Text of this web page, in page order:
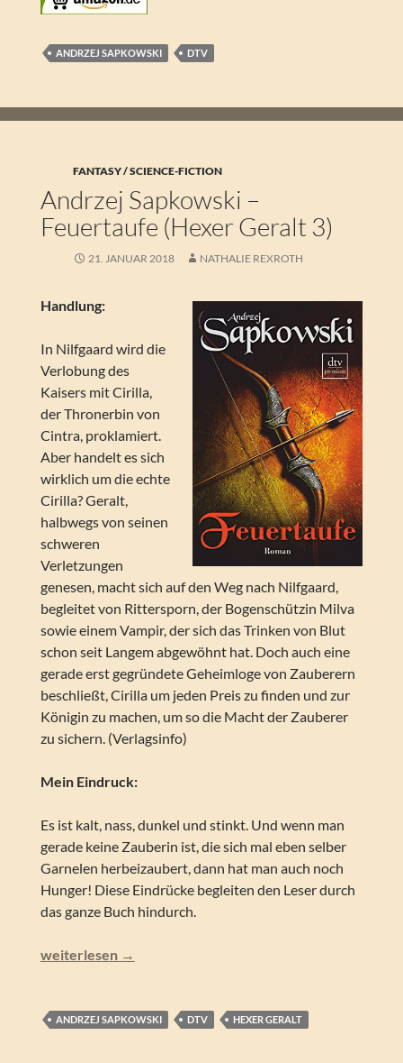
ANDRZEJ SAPKOWSKI DTV
FANTASY / SCIENCE-FICTION
Andrzej Sapkowski –
Feuertaufe (Hexer Geralt 3)
21. JANUAR 2018 NATHALIE REXROTH
Handlung:
In Nilfgaard wird die
Verlobung des
Kaisers mit Cirilla,
der Thronerbin von
Cintra, proklamiert.
Aber handelt es sich
wirklich um die echte
Cirilla? Geralt,
halbwegs von seinen
schweren
Verletzungen
genesen, macht sich auf den Weg nach Nilfgaard,
begleitet von Rittersporn, der Bogenschützin Milva
sowie einem Vampir, der sich das Trinken von Blut
schon seit Langem abgewöhnt hat. Doch auch eine
gerade erst gegründete Geheimloge von Zauberern
beschließt, Cirilla um jeden Preis zu finden und zur
Königin zu machen, um so die Macht der Zauberer
zu sichern. (Verlagsinfo)
Mein Eindruck:
Es ist kalt, nass, dunkel und stinkt. Und wenn man
gerade keine Zauberin ist, die sich mal eben selber
Garnelen herbeizaubert, dann hat man auch noch
Hunger! Diese Eindrücke begleiten den Leser durch
das ganze Buch hindurch.
Andrzej Sapkowski – Feuertaufe (Hexer Geralt 3)
weiterlesen →
ANDRZEJ SAPKOWSKI DTV HEXER GERALT